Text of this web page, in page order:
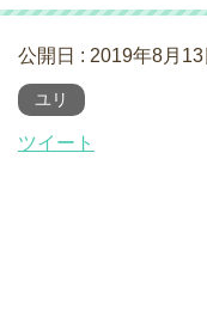
公開日 : 2019年8月13
ユリ
ツイート